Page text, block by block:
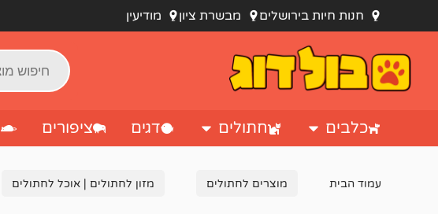
חנות חיות בירושלים מבשרת ציון מודיעין
כלבים חתולים דגים ציפורים
עמוד הבית מוצרים לחתולים מזון לחתולים | אוכל לחתולים